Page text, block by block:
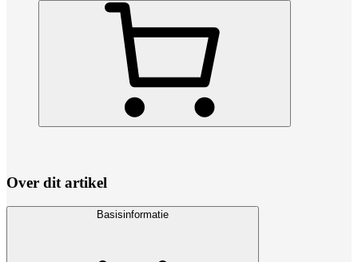
Over dit artikel
Basisinformatie